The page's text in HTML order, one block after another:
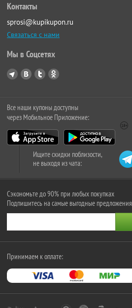
Контакты
sprosi@kupikupon.ru
Связаться с нами
Мы в Соцсетях
Все наши купоны доступны
через Мобильное Приложение:
Ищите скидки поблизости,
не выходя из чата:
Сэкономьте до 90% при любых покупках
Подпишитесь на самые выгодные предложения
Принимаем к оплате: